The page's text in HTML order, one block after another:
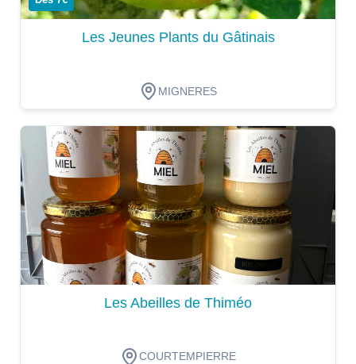
Les Jeunes Plants du Gâtinais
MIGNERES
Dégustation
Les Abeilles de Thiméo
COURTEMPIERRE